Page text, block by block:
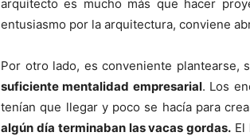
arquitecto es mucho más que hacer
entusiasmo por la arquitectura, conviene
Por otro lado, es conveniente plantearse,
suficiente mentalidad empresarial. Los
tenían que llegar y poco se hacía para
algún día terminaban las vacas gordas. El